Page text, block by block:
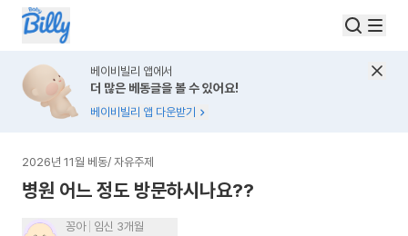
베이비빌리 앱에서
더 많은 베동글을 볼 수 있어요!
베이비빌리 앱 다운받기
2026년 11월 베동/ 자유주제
병원 어느 정도 방문하시나요??
꽁아
임신 3개월